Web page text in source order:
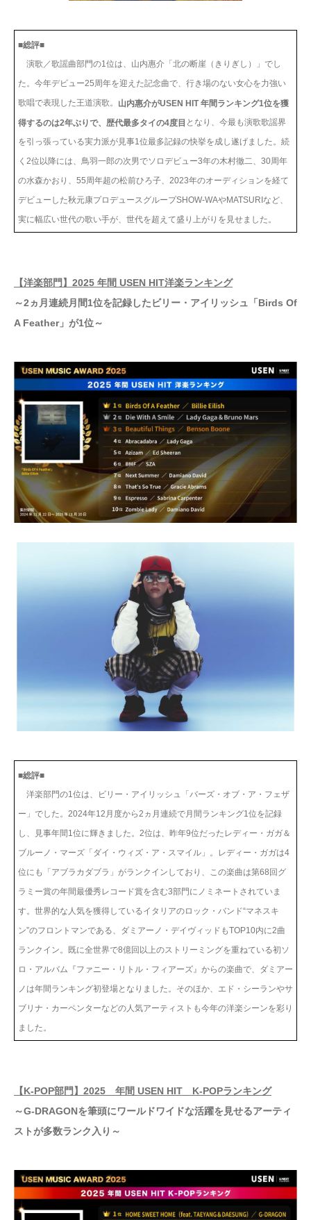
■総評■
演歌／歌謡曲部門の1位は、山内惠介「北の断崖（きりぎし）」でし
た。今年デビュー25周年を迎えた記念曲で、行き場のない女心を力強い
歌唱で表現した王道演歌。 山内惠介がUSEN HIT 年間ランキング1位を獲
得するのは2年ぶりで、歴代最多タイの4度目 となり、今最も演歌歌謡界
を引っ張っている実力派が見事1位最多記録の快挙を成し遂げました。続
く2位以降には、鳥羽一郎の次男でソロデビュー3年の木村徹二、30周年
の水森かおり、55周年超の松前ひろ子、2023年のオーディションを経て
デビューした秋元康プロデュースグループSHOW-WAやMATSURIなど、
実に幅広い世代の歌い手が、世代を超えて盛り上がりを見せました。
【洋楽部門】2025 年間 USEN HIT洋楽ランキング
～2ヵ月連続月間1位を記録したビリー・アイリッシュ「Birds Of
A Feather」が1位～
■総評■
洋楽部門の1位は、ビリー・アイリッシュ「バーズ・オブ・ア・フェザ
ー」でした。2024年12月度から2ヵ月連続で月間ランキング1位を記録
し、見事年間1位に輝きました。2位は、昨年9位だったレディー・ガガ＆
ブルーノ・マーズ「ダイ・ウィズ・ア・スマイル」。レディー・ガガは4
位にも「アブラカダブラ」がランクインしており、この楽曲は第68回グ
ラミー賞の年間最優秀レコード賞を含む3部門にノミネートされていま
す。世界的な人気を獲得しているイタリアのロック・バンド“マネスキ
ン”のフロントマンである、ダミアーノ・デイヴィッドもTOP10内に2曲
ランクイン。既に全世界で8億回以上のストリーミングを重ねている初ソ
ロ・アルバム『ファニー・リトル・フィアーズ』からの楽曲で、ダミアー
ノは年間ランキング初登場となりました。そのほか、エド・シーランやサ
ブリナ・カーペンターなどの人気アーティストも今年の洋楽シーンを彩り
ました。
【K-POP部門】2025 年間 USEN HIT K-POPランキング
～G-DRAGONを筆頭にワールドワイドな活躍を見せるアーティ
ストが多数ランク入り～